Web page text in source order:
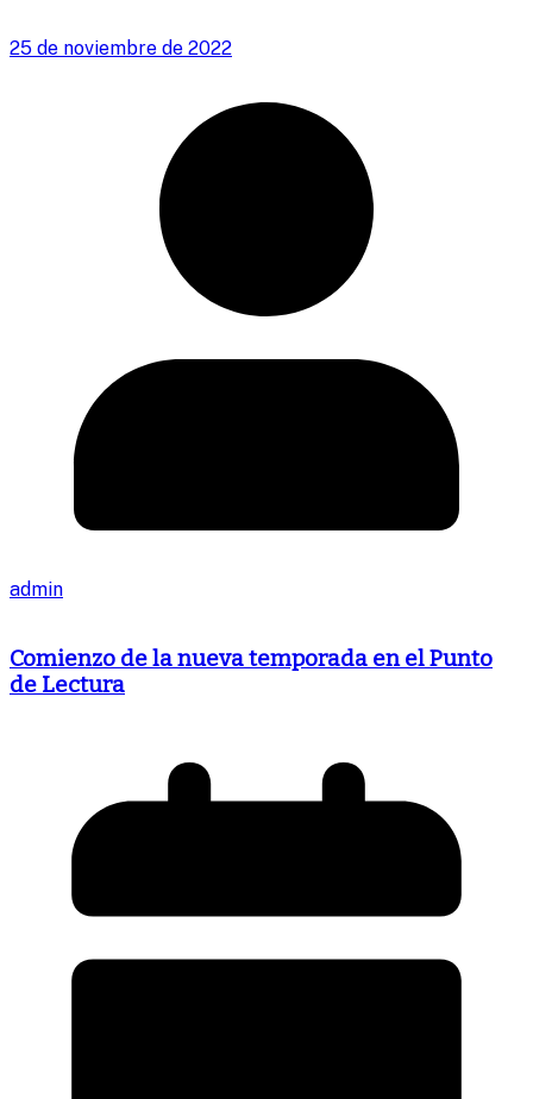
25 de noviembre de 2022
admin
Comienzo de la nueva temporada en el Punto
de Lectura